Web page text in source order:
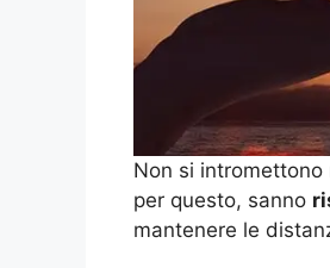
Non si
per questo, sanno
mantenere le